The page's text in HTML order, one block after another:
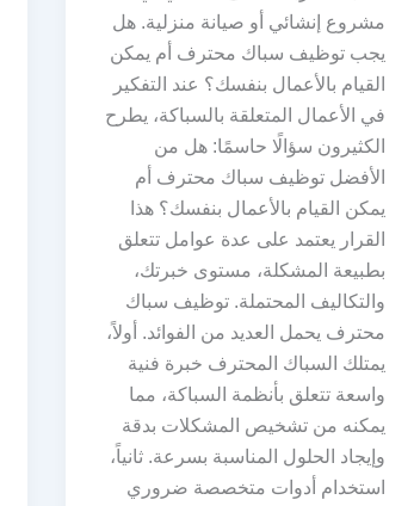
مشروع إنشائي أو صيانة منزلية. هل
يجب توظيف سباك محترف أم يمكن
القيام بالأعمال بنفسك؟ عند التفكير
في الأعمال المتعلقة بالسباكة، يطرح
الكثيرون سؤالًا حاسمًا: هل من
الأفضل توظيف سباك محترف أم
يمكن القيام بالأعمال بنفسك؟ هذا
القرار يعتمد على عدة عوامل تتعلق
بطبيعة المشكلة، مستوى خبرتك،
والتكاليف المحتملة. توظيف سباك
محترف يحمل العديد من الفوائد. أولاً،
يمتلك السباك المحترف خبرة فنية
واسعة تتعلق بأنظمة السباكة، مما
يمكنه من تشخيص المشكلات بدقة
وإيجاد الحلول المناسبة بسرعة. ثانياً،
استخدام أدوات متخصصة ضروري